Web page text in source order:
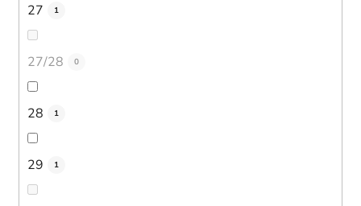
27 1
27/28 0
28 1
29 1